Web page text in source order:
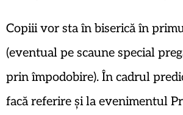
Copiii vor sta în biserică în
(eventual pe scaune special
prin împodobire). În cadrul
facă referire și la evenimentul